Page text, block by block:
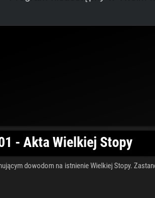
- Akta Wielkiej Stopy
dowodom na istnienie Wielkiej Stopy.